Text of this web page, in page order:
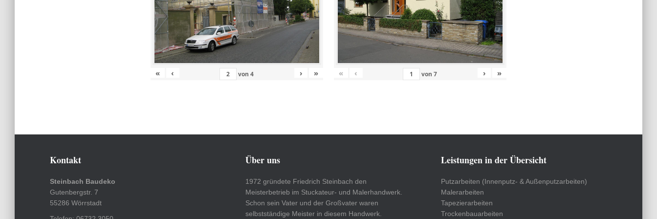
« ‹ von4 › » « ‹ von7 › »
Kontakt
Steinbach Baudeko
Gutenbergstr. 7
55286 Wörrstadt
Über uns
1972 gründete Friedrich Steinbach den
Meisterbetrieb im Stuckateur- und Malerhandwerk.
Schon sein Vater und der Großvater waren
selbstständige Meister in diesem Handwerk.
Leistungen in der Übersicht
Putzarbeiten (Innenputz- & Außenputzarbeiten)
Malerarbeiten
Tapezierarbeiten
Trockenbauarbeiten